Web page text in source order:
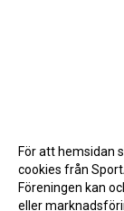
För att hemsidan
cookies från
Föreningen kan
eller